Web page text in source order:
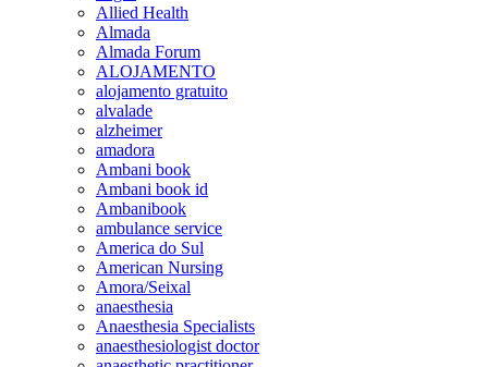
Allied Health
Almada
Almada Forum
ALOJAMENTO
alojamento gratuito
alvalade
alzheimer
amadora
Ambani book
Ambani book id
Ambanibook
ambulance service
America do Sul
American Nursing
Amora/Seixal
anaesthesia
Anaesthesia Specialists
anaesthesiologist doctor